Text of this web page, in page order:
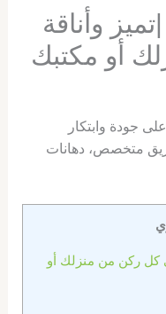
وأناقة
أو مكتبك
جودة وابتكار
متخصص، دهانات
كل ركن من منزلك أو